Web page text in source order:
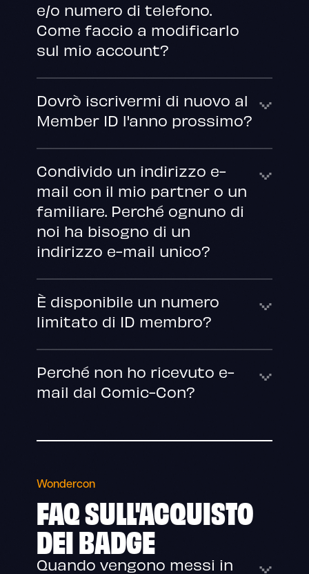
e/o numero di telefono.
Come faccio a modificarlo
sul mio account?
Dovrò iscrivermi di nuovo al
Member ID l'anno prossimo?
Condivido un indirizzo e-
mail con il mio partner o un
familiare. Perché ognuno di
noi ha bisogno di un
indirizzo e-mail unico?
È disponibile un numero
limitato di ID membro?
Perché non ho ricevuto e-
mail dal Comic-Con?
Wondercon
FAQ SULL'ACQUISTO
DEI BADGE
Quando vengono messi in